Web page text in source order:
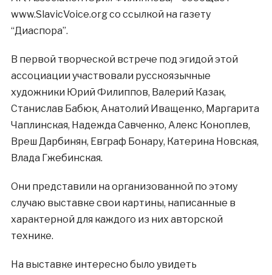
www.SlavicVoice.org со ссылкой на газету
“Диаспора”.
В первой творческой встрече под эгидой этой
ассоциации участвовали русскоязычные
художники Юрий Филиппов, Валерий Казак,
Станислав Бабюк, Анатолий Иващенко, Маргарита
Чаплинская, Надежда Савченко, Алекс Коноплев,
Вреш Дарбинян, Евграф Бонару, Катерина Новская,
Влада Гжебинская.
Они представили на организованной по этому
случаю выставке свои картины, написанные в
характерной для каждого из них авторской
технике.
На выставке интересно было увидеть